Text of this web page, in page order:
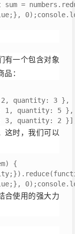
=
有一个包含对象
：
quantity: 3 },
1, quantity: 5 },
3, quantity: 2
这时，我们可以
{
合使用的强大力